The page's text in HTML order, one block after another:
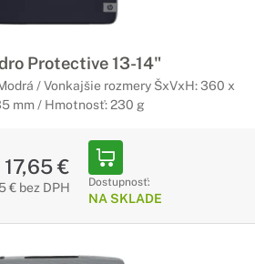
Protective 13-14"
/ Vonkajšie rozmery ŠxVxH: 360 x
mm / Hmotnosť: 230 g
17,65 €
€ bez DPH Dostupnosť:
NA SKLADE